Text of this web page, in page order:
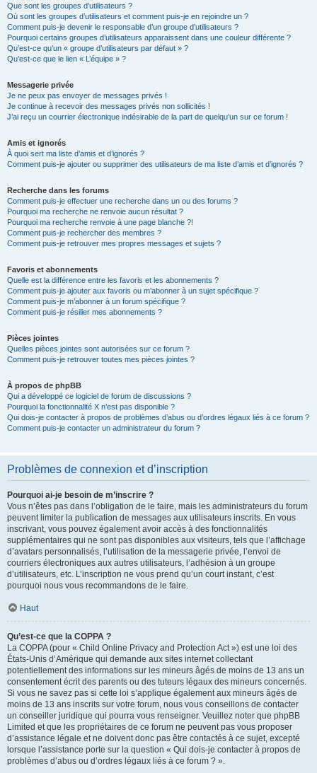
Que sont les groupes d’utilisateurs ?
Où sont les groupes d’utilisateurs et comment puis-je en rejoindre un ?
Comment puis-je devenir le responsable d’un groupe d’utilisateurs ?
Pourquoi certains groupes d’utilisateurs apparaissent dans une couleur différente ?
Qu’est-ce qu’un « groupe d’utilisateurs par défaut » ?
Qu’est-ce que le lien « L’équipe » ?
Messagerie privée
Je ne peux pas envoyer de messages privés !
Je continue à recevoir des messages privés non sollicités !
J’ai reçu un courrier électronique indésirable de la part de quelqu’un sur ce forum !
Amis et ignorés
À quoi sert ma liste d’amis et d’ignorés ?
Comment puis-je ajouter ou supprimer des utilisateurs de ma liste d’amis et d’ignorés ?
Recherche dans les forums
Comment puis-je effectuer une recherche dans un ou des forums ?
Pourquoi ma recherche ne renvoie aucun résultat ?
Pourquoi ma recherche renvoie à une page blanche ?!
Comment puis-je rechercher des membres ?
Comment puis-je retrouver mes propres messages et sujets ?
Favoris et abonnements
Quelle est la différence entre les favoris et les abonnements ?
Comment puis-je ajouter aux favoris ou m’abonner à un sujet spécifique ?
Comment puis-je m’abonner à un forum spécifique ?
Comment puis-je résilier mes abonnements ?
Pièces jointes
Quelles pièces jointes sont autorisées sur ce forum ?
Comment puis-je retrouver toutes mes pièces jointes ?
À propos de phpBB
Qui a développé ce logiciel de forum de discussions ?
Pourquoi la fonctionnalité X n’est pas disponible ?
Qui dois-je contacter à propos de problèmes d’abus ou d’ordres légaux liés à ce forum ?
Comment puis-je contacter un administrateur du forum ?
Problèmes de connexion et d’inscription
Pourquoi ai-je besoin de m’inscrire ?
Vous n’êtes pas dans l’obligation de le faire, mais les administrateurs du forum
peuvent limiter la publication de messages aux utilisateurs inscrits. En vous
inscrivant, vous pouvez également avoir accès à des fonctionnalités
supplémentaires qui ne sont pas disponibles aux visiteurs, tels que l’affichage
d’avatars personnalisés, l’utilisation de la messagerie privée, l’envoi de
courriers électroniques aux autres utilisateurs, l’adhésion à un groupe
d’utilisateurs, etc. L’inscription ne vous prend qu’un court instant, c’est
pourquoi nous vous recommandons de le faire.
Haut
Qu’est-ce que la COPPA ?
La COPPA (pour « Child Online Privacy and Protection Act ») est une loi des
États-Unis d’Amérique qui demande aux sites internet collectant
potentiellement des informations sur les mineurs âgés de moins de 13 ans un
consentement écrit des parents ou des tuteurs légaux des mineurs concernés.
Si vous ne savez pas si cette loi s’applique également aux mineurs âgés de
moins de 13 ans inscrits sur votre forum, nous vous conseillons de contacter
un conseiller juridique qui pourra vous renseigner. Veuillez noter que phpBB
Limited et que les propriétaires de ce forum ne peuvent pas vous proposer
d’assistance légale et ne doivent donc pas être contactés à ce sujet, excepté
lorsque l’assistance porte sur la question « Qui dois-je contacter à propos de
problèmes d’abus ou d’ordres légaux liés à ce forum ? ».